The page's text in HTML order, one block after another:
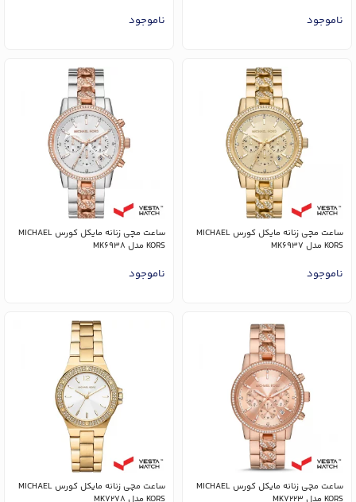
ناموجود ناموجود
ساعت مچی زنانه مایکل کورس MICHAEL
KORS مدل MK6937
ناموجود
ساعت مچی زنانه مایکل کورس MICHAEL
KORS مدل MK6938
ناموجود
ساعت مچی زنانه مایکل کورس MICHAEL
KORS مدل MK7223
ساعت مچی زنانه مایکل کورس MICHAEL
KORS مدل MK7278